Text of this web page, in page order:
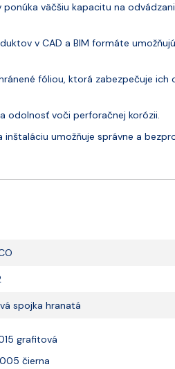
väčšiu kapacitu na
v CAD a BIM formáte
fóliou, ktorá zabezpečuje ich
odolnosť voči perforačnej korózii.
inštaláciu umožňuje správne a
spojka hranatá
grafitová
čierna